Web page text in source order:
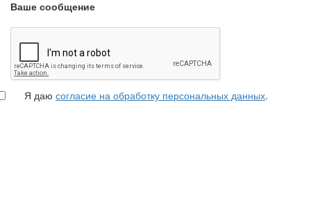
Ваше сообщение
Я даю согласие на обработку персональных данных.